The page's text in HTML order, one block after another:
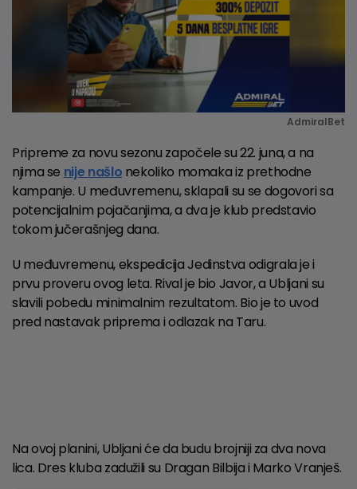
AdmiralBet
Pripreme za novu sezonu započele su 22. juna, a na
njima se nije našlo nekoliko momaka iz prethodne
kampanje. U međuvremenu, sklapali su se dogovori sa
potencijalnim pojačanjima, a dva je klub predstavio
tokom jučerašnjeg dana.
U međuvremenu, ekspedicija Jedinstva odigrala je i
prvu proveru ovog leta. Rival je bio Javor, a Ubljani su
slavili pobedu minimalnim rezultatom. Bio je to uvod
pred nastavak priprema i odlazak na Taru.
Na ovoj planini, Ubljani će da budu brojniji za dva nova
lica. Dres kluba zadužili su Dragan Bilbija i Marko Vranješ.